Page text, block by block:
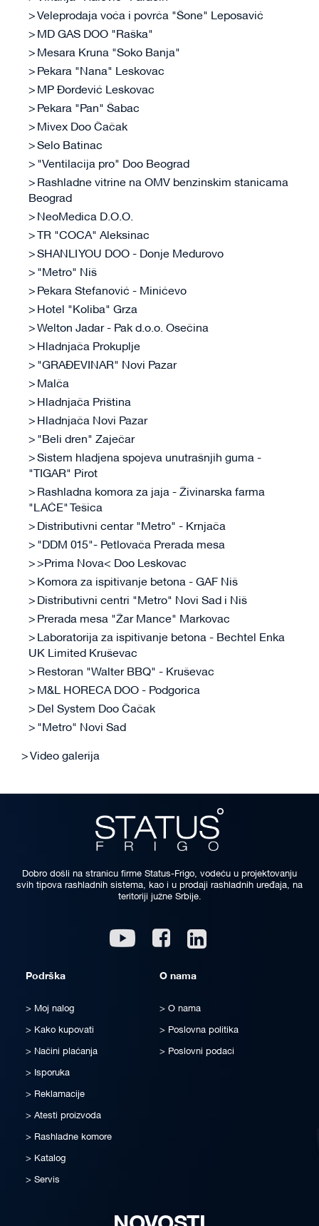
Veleprodaja voća i povrća "Šone" Leposavić
MD GAS DOO "Raška"
Mesara Kruna "Soko Banja"
Pekara "Nana" Leskovac
MP Đorđević Leskovac
Pekara "Pan" Šabac
Mivex Doo Čačak
Selo Batinac
"Ventilacija pro" Doo Beograd
Rashladne vitrine na OMV benzinskim stanicama
Beograd
NeoMedica D.O.O.
TR "COCA" Aleksinac
SHANLI YOU DOO - Donje Međurovo
"Metro" Niš
Pekara Stefanović - Minićevo
Hotel "Koliba" Grza
Welton Jadar - Pak d.o.o. Osečina
Hladnjača Prokuplje
"GRAĐEVINAR" Novi Pazar
Malča
Hladnjača Priština
Hladnjača Novi Pazar
"Beli dren" Zaječar
Sistem hladjena spojeva unutrašnjih guma -
"TIGAR" Pirot
Rashladna komora za jaja - Živinarska farma
"LAĆE" Tešica
Distributivni centar "Metro" - Krnjača
"DDM 015"- Petlovača Prerada mesa
>Prima Nova< Doo Leskovac
Komora za ispitivanje betona - GAF Niš
Distributivni centri "Metro" Novi Sad i Niš
Prerada mesa "Žar Mance" Markovac
Laboratorija za ispitivanje betona - Bechtel Enka
UK Limited Kruševac
Restoran "Walter BBQ" - Kruševac
M&L HORECA DOO - Podgorica
Del System Doo Čačak
"Metro" Novi Sad
Video galerija
Dobro došli na stranicu firme Status-Frigo, vodeću u projektovanju
svih tipova rashladnih sistema, kao i u prodaji rashladnih uređaja, na
teritoriji južne Srbije.
Youtube Facebook
Podrška
Moj nalog
Kako kupovati
Načini plaćanja
Isporuka
Reklamacije
Atesti proizvoda
Rashladne komore
Katalog
Servis
O nama
O nama
Poslovna politika
Poslovni podaci